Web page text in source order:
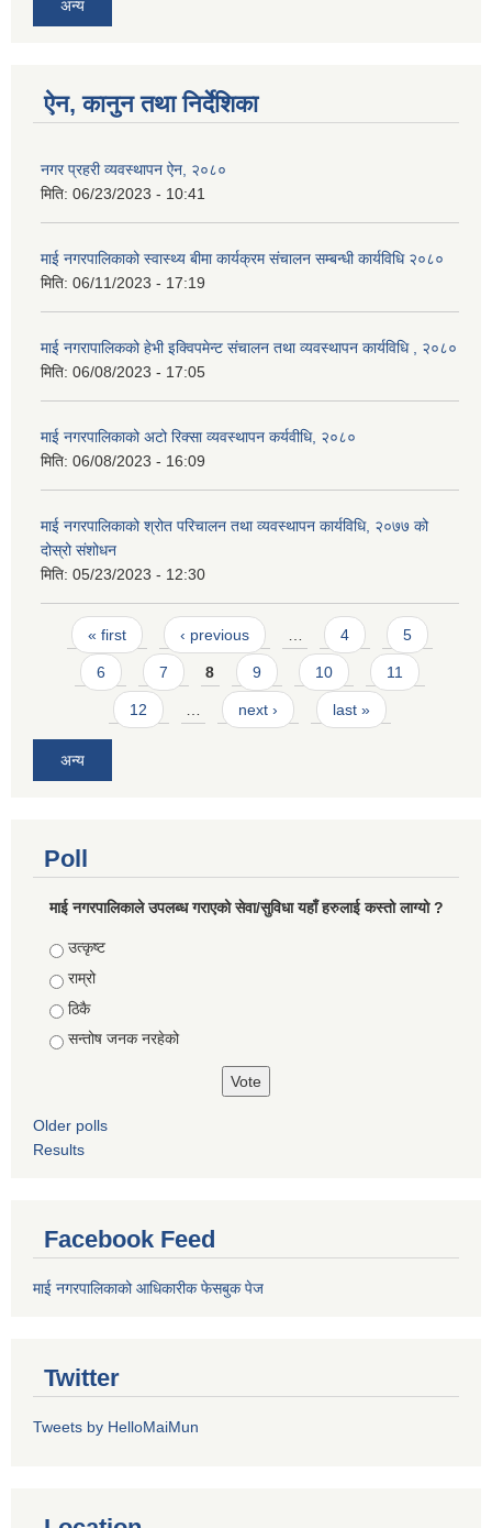
अन्य
ऐन, कानुन तथा निर्देशिका
नगर प्रहरी व्यवस्थापन ऐन, २०८०
मिति: 06/23/2023 - 10:41
माई नगरपालिकाको स्वास्थ्य बीमा कार्यक्रम संचालन सम्बन्धी कार्यविधि २०८०
मिति: 06/11/2023 - 17:19
माई नगरापालिकको हेभी इक्विपमेन्ट संचालन तथा व्यवस्थापन कार्यविधि , २०८०
मिति: 06/08/2023 - 17:05
माई नगरपालिकाको अटो रिक्सा व्यवस्थापन कर्यवीधि, २०८०
मिति: 06/08/2023 - 16:09
माई नगरपालिकाको श्रोत परिचालन तथा व्यवस्थापन कार्यविधि, २०७७ को
दोस्रो संशोधन
मिति: 05/23/2023 - 12:30
Pages
« first ‹ previous 4 5
6 7 8 9 10 11
12 next › last »
अन्य
Poll
माई नगरपालिकाले उपलब्ध गराएको सेवा/सुविधा यहाँ हरुलाई कस्तो लाग्यो ?
Choices
उत्कृष्ट
राम्रो
ठिकै
सन्तोष जनक नरहेको
Older polls
Results
Facebook Feed
माई नगरपालिकाको आधिकारीक फेसबुक पेज
Twitter
Tweets by HelloMaiMun